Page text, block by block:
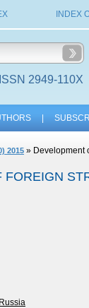
INDEX
2949-110X
2015 » Development
Russia